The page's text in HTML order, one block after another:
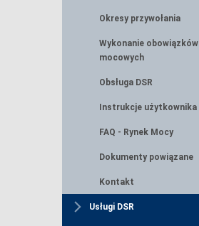
Okresy przywołania
Wykonanie obowiązków
mocowych
Obsługa DSR
Instrukcje użytkownika
FAQ - Rynek Mocy
Dokumenty powiązane
Kontakt
Usługi DSR